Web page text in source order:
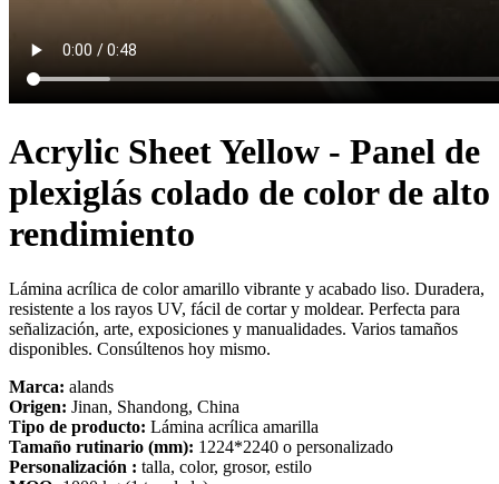
Acrylic Sheet Yellow - Panel de
plexiglás colado de color de alto
rendimiento
Lámina acrílica de color amarillo vibrante y acabado liso. Duradera,
resistente a los rayos UV, fácil de cortar y moldear. Perfecta para
señalización, arte, exposiciones y manualidades. Varios tamaños
disponibles. Consúltenos hoy mismo.
Marca: alands
Origen: Jinan, Shandong, China
Tipo de producto: Lámina acrílica amarilla
Tamaño rutinario (mm): 1224*2240 o personalizado
Personalización : talla, color, grosor, estilo